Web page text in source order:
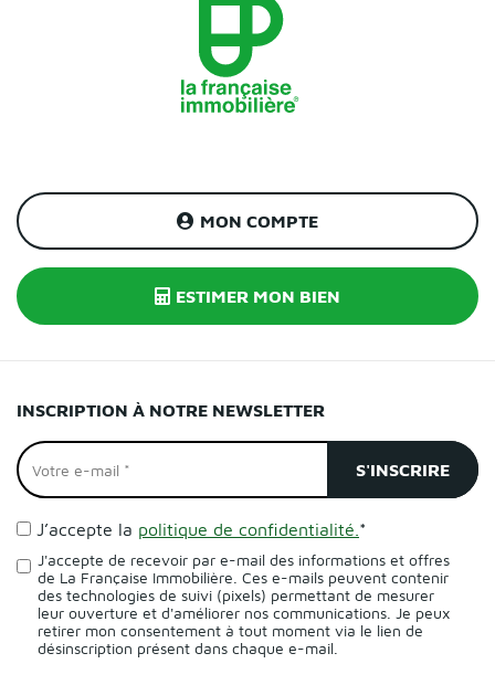
MON COMPTE
ESTIMER MON BIEN
INSCRIPTION À NOTRE NEWSLETTER
J’accepte la politique de confidentialité. *
J'accepte de recevoir par e-mail des informations et offres
de La Française Immobilière. Ces e-mails peuvent contenir
des technologies de suivi (pixels) permettant de mesurer
leur ouverture et d'améliorer nos communications. Je peux
retirer mon consentement à tout moment via le lien de
désinscription présent dans chaque e-mail.